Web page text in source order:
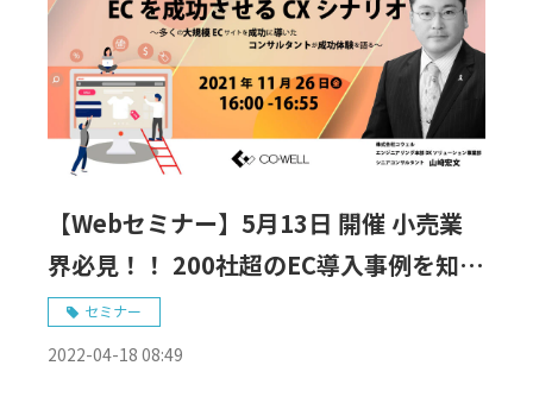
【Webセミナー】5月13日 開催 小売業
界必見！！ 200社超のEC導入事例を知る
プロによる成功/失敗例
セミナー
2022-04-18 08:49